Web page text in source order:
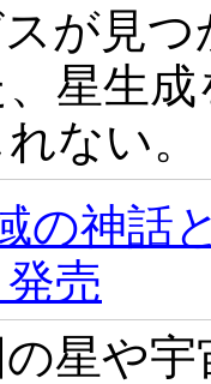
が見
星生
ない。
の神話
売
星や